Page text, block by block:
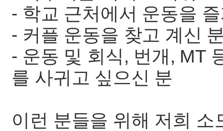
- 학교 근처에서 운동을
- 커플 운동을 찾고 계신
- 운동 및 회식, 번개, MT
를 사귀고 싶으신 분
이런 분들을 위해 저희